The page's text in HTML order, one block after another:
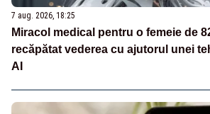
7 aug. 2026, 18:25
Miracol medical pentru o femeie de
recăpătat vederea cu ajutorul unei
AI